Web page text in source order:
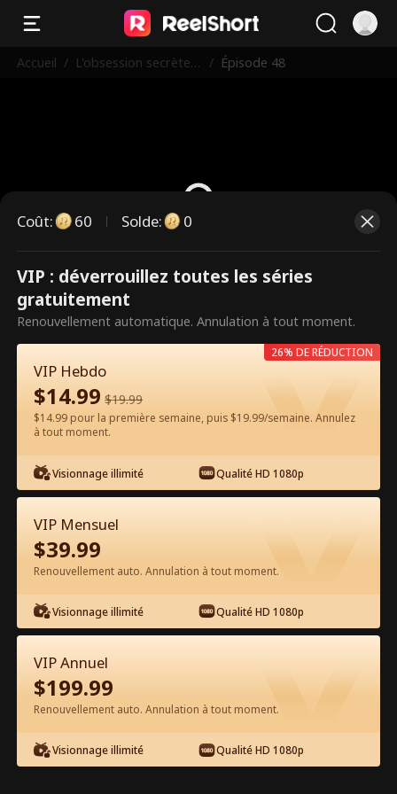
Accueil / L'obsession secrète d
/ Épisode 48
Ce sont des épisodes payants.
Débloquez pour regarder.
Regarder gratuitement sur l'App
Épisode 48 - L'obsession secrète du
PDG milliardaire Film complet
0-49 50-68 Tous les épisodes
Coût: 60 Solde: 0
VIP : déverrouillez toutes les séries
gratuitement
Renouvellement automatique. Annulation à tout moment.
VIP Hebdo
$14.99 $19.99
$14.99 pour la première semaine, puis $19.99/semaine. Annulez
à tout moment.
Visionnage illimité Qualité HD 1080p
26% DE RÉDUCTION
VIP Mensuel
$39.99
Renouvellement auto. Annulation à tout moment.
Visionnage illimité Qualité HD 1080p
VIP Annuel
$199.99
Renouvellement auto. Annulation à tout moment.
Visionnage illimité Qualité HD 1080p